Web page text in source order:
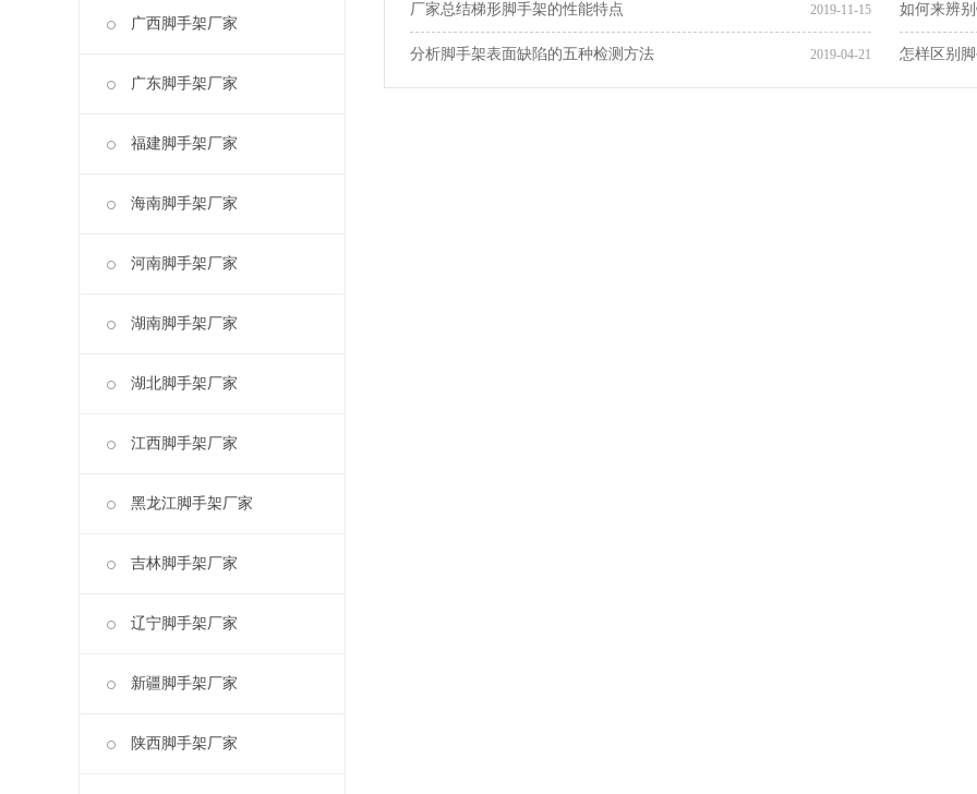
广西脚手架厂家
广东脚手架厂家
福建脚手架厂家
海南脚手架厂家
河南脚手架厂家
湖南脚手架厂家
湖北脚手架厂家
江西脚手架厂家
黑龙江脚手架厂家
吉林脚手架厂家
辽宁脚手架厂家
新疆脚手架厂家
陕西脚手架厂家
2019-11-15
厂家总结梯形脚手架的性能特点 如何来辨
2019-04-21
分析脚手架表面缺陷的五种检测方法 怎样区别